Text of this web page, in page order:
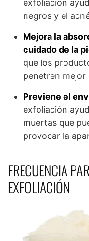
exfoliación
negros y el
Mejora la
cuidado de la
que los
penetren mejor
Previene el
exfoliación
muertas que
provocar la
FRECUENCIA
EXFOLIACIÓN